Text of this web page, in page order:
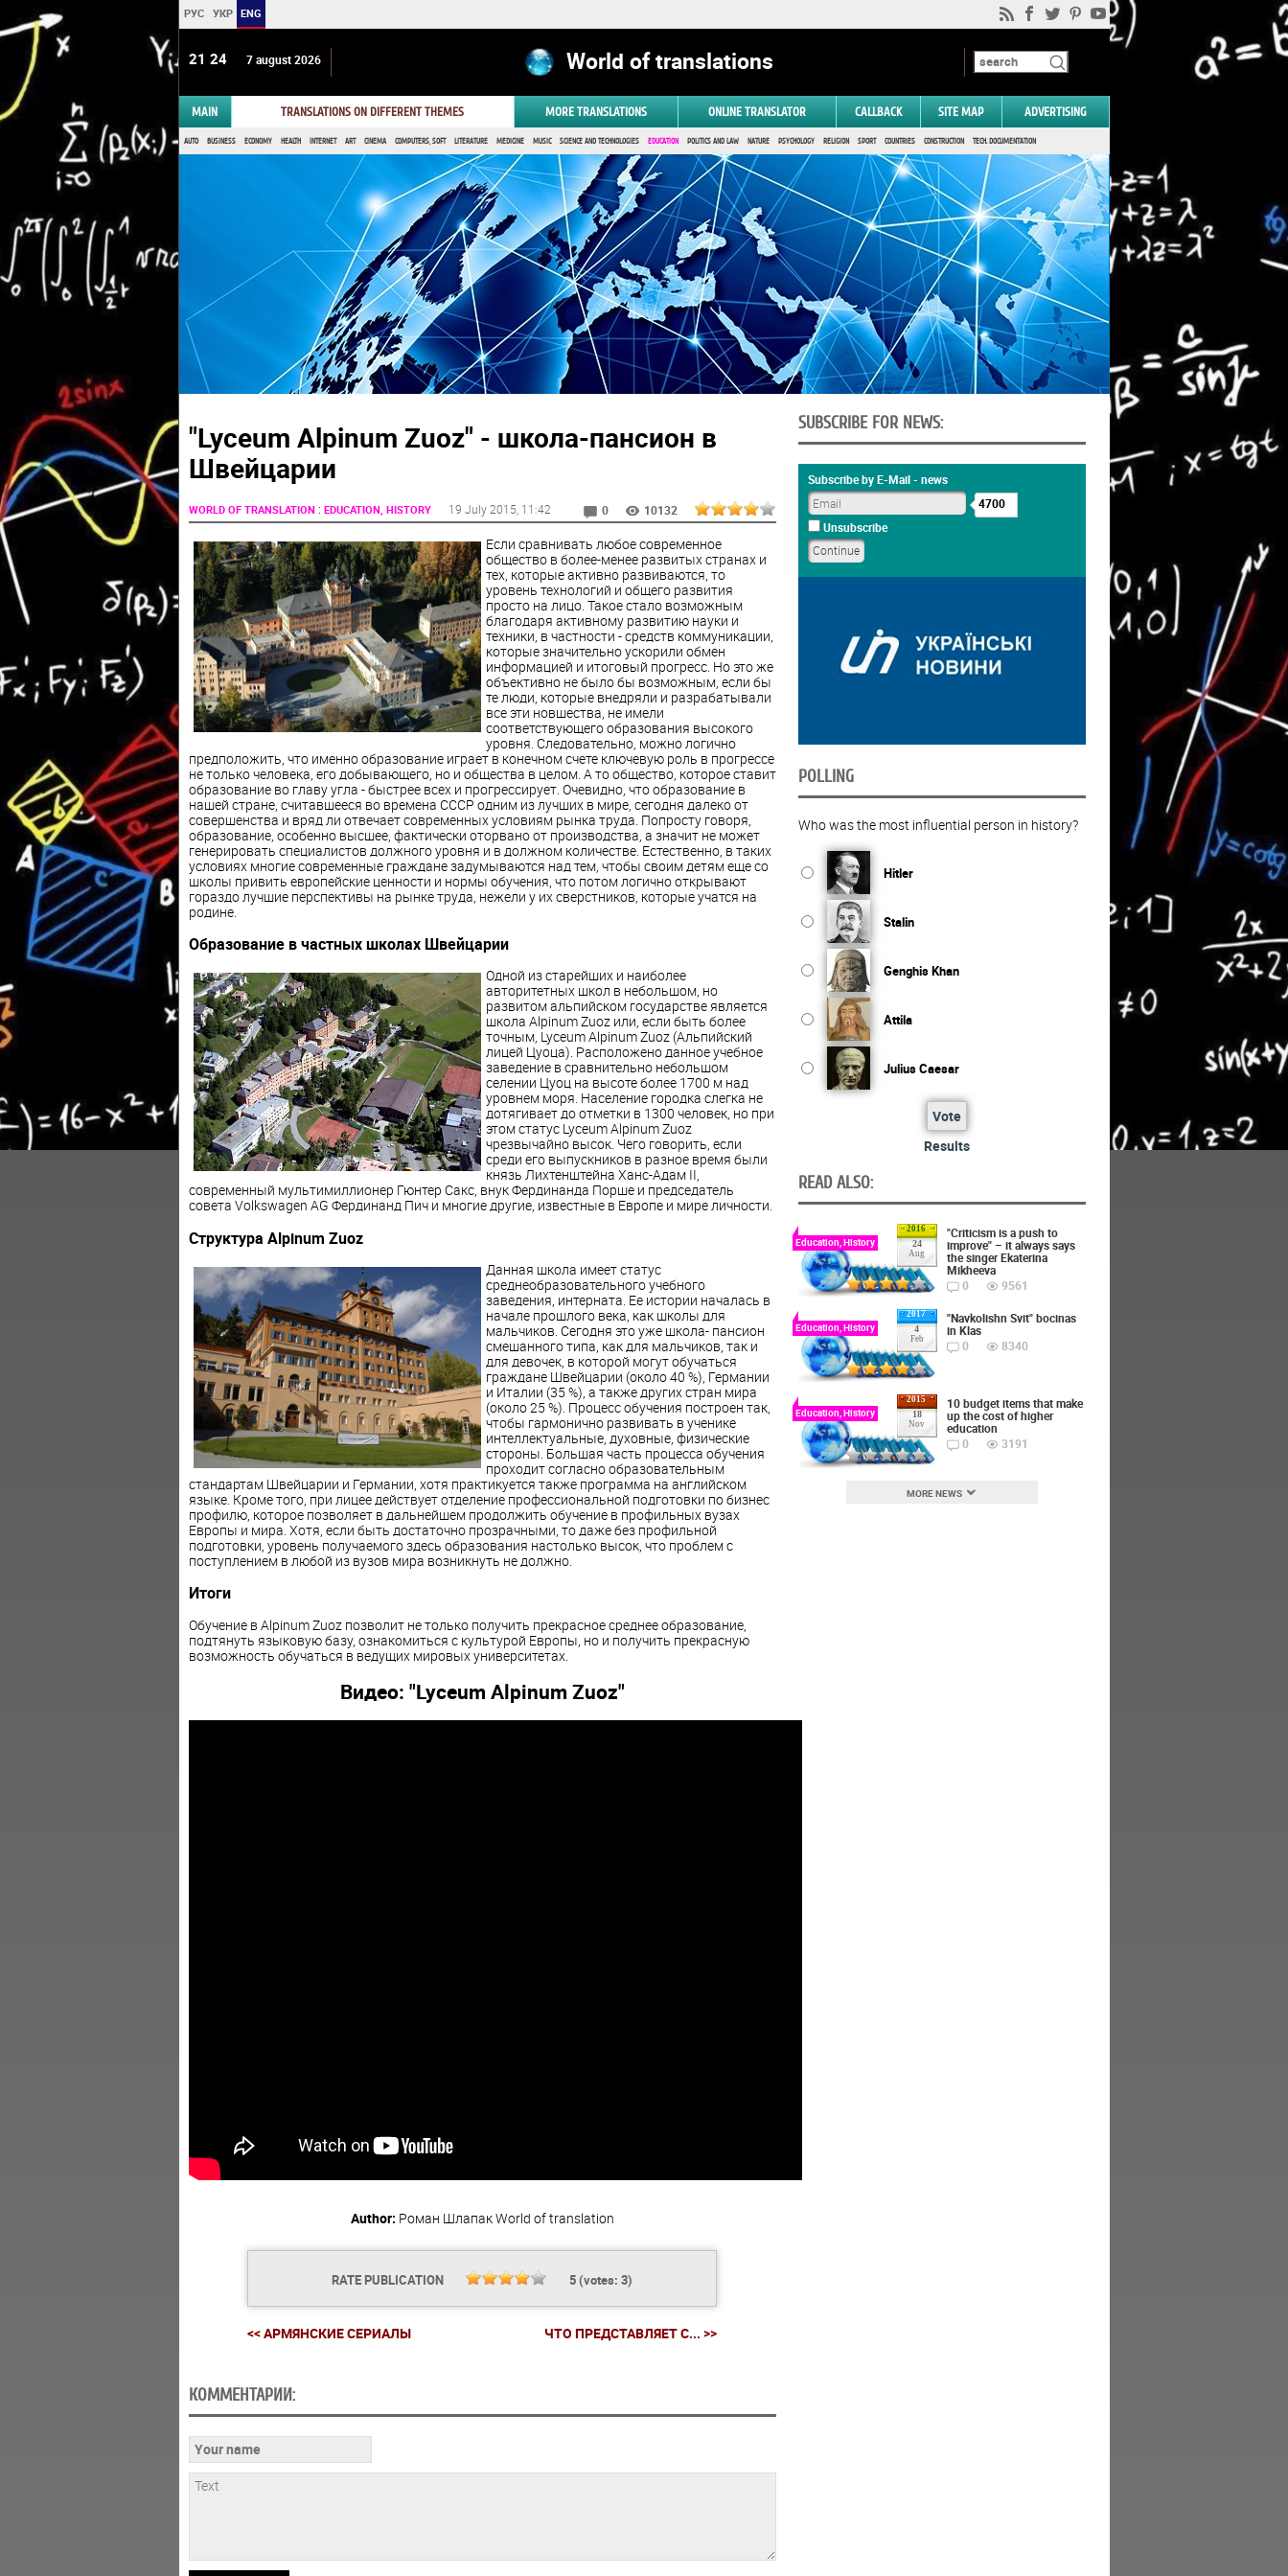
РУС УКР ENG
21:24 7 august 2026 World of translations
MAIN TRANSLATIONS ON DIFFERENT THEMES MORE TRANSLATIONS ONLINE TRANSLATOR CALLBACK SITE MAP ADVERTISING
AUTO BUSINESS ECONOMY HEALTH INTERNET ART CINEMA COMPUTERS, SOFT LITERATURE MEDICINE MUSIC SCIENCE AND TECHNOLOGIES EDUCATION POLITICS AND LAW NATURE PSYCHOLOGY RELIGION SPORT COUNTRIES CONSTRUCTION TECH. DOCUMENTATION
"Lyceum Alpinum Zuoz" - школа-пансион в
Швейцарии
WORLD OF TRANSLATION : EDUCATION, HISTORY 19 July 2015 , 11:42 0 10132
Если сравнивать любое современное
общество в более-менее развитых странах и
тех, которые активно развиваются, то
уровень технологий и общего развития
просто на лицо. Такое стало возможным
благодаря активному развитию науки и
техники, в частности - средств коммуникации,
которые значительно ускорили обмен
информацией и итоговый прогресс. Но это же
объективно не было бы возможным, если бы
те люди, которые внедряли и разрабатывали
все эти новшества, не имели
соответствующего образования высокого
уровня. Следовательно, можно логично
предположить, что именно образование играет в конечном счете ключевую роль в прогрессе
не только человека, его добывающего, но и общества в целом. А то общество, которое ставит
образование во главу угла - быстрее всех и прогрессирует. Очевидно, что образование в
нашей стране, считавшееся во времена СССР одним из лучших в мире, сегодня далеко от
совершенства и вряд ли отвечает современных условиям рынка труда. Попросту говоря,
образование, особенно высшее, фактически оторвано от производства, а значит не может
генерировать специалистов должного уровня и в должном количестве. Естественно, в таких
условиях многие современные граждане задумываются над тем, чтобы своим детям еще со
школы привить европейские ценности и нормы обучения, что потом логично открывают
гораздо лучшие перспективы на рынке труда, нежели у их сверстников, которые учатся на
родине.
Образование в частных школах Швейцарии
Одной из старейших и наиболее
авторитетных школ в небольшом, но
развитом альпийском государстве является
школа Alpinum Zuoz или, если быть более
точным, Lyceum Alpinum Zuoz (Альпийский
лицей Цуоца). Расположено данное учебное
заведение в сравнительно небольшом
селении Цуоц на высоте более 1700 м над
уровнем моря. Население городка слегка не
дотягивает до отметки в 1300 человек, но при
этом статус Lyceum Alpinum Zuoz
чрезвычайно высок. Чего говорить, если
среди его выпускников в разное время были
князь Лихтенштейна Ханс-Адам ІІ,
современный мультимиллионер Гюнтер Сакс, внук Фердинанда Порше и председатель
совета Volkswagen AG Фердинанд Пич и многие другие, известные в Европе и мире личности.
Структура Alpinum Zuoz
Данная школа имеет статус
среднеобразовательного учебного
заведения, интерната. Ее истории началась в
начале прошлого века, как школы для
мальчиков. Сегодня это уже школа- пансион
смешанного типа, как для мальчиков, так и
для девочек, в которой могут обучаться
граждане Швейцарии (около 40 %), Германии
и Италии (35 %), а также других стран мира
(около 25 %). Процесс обучения построен так,
чтобы гармонично развивать в ученике
интеллектуальные, духовные, физические
стороны. Большая часть процесса обучения
проходит согласно образовательным
стандартам Швейцарии и Германии, хотя практикуется также программа на английском
языке. Кроме того, при лицее действует отделение профессиональной подготовки по бизнес
профилю, которое позволяет в дальнейшем продолжить обучение в профильных вузах
Европы и мира. Хотя, если быть достаточно прозрачными, то даже без профильной
подготовки, уровень получаемого здесь образования настолько высок, что проблем с
поступлением в любой из вузов мира возникнуть не должно.
Итоги
Обучение в Alpinum Zuoz позволит не только получить прекрасное среднее образование,
подтянуть языковую базу, ознакомиться с культурой Европы, но и получить прекрасную
возможность обучаться в ведущих мировых университетах.
Видео: "Lyceum Alpinum Zuoz"
Author: Роман ШлапакWorld of translation
RATE PUBLICATION 5(votes: 3)
<< АРМЯНСКИЕ СЕРИАЛЫ ЧТО ПРЕДСТАВЛЯЕТ С... >>
КОММЕНТАРИИ:
SUBSCRIBE FOR NEWS:
Subscribe by E-Mail - news
4700
Unsubscribe
POLLING
Who was the most influential person in history?
Hitler
Stalin
Genghis Khan
Attila
Julius Caesar
Vote
Results
READ ALSO:
2016
24
Aug
Education, History
"Criticism is a push to
improve" – it always says
the singer Ekaterina
Mikheeva
0
9561
2017
4
Feb
Education, History
"Navkolishn Svit" bocinas
in Klas
0
8340
2015
18
Nov
Education, History
10 budget items that make
up the cost of higher
education
0
3191
MORE NEWS